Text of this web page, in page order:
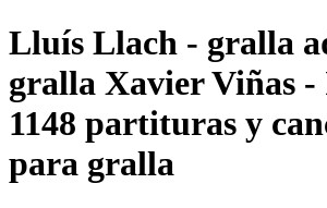
Lluís Llach - gralla
gralla Xavier Viñas
1148 partituras y
para gralla